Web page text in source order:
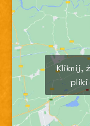
Kliknij,
pliki